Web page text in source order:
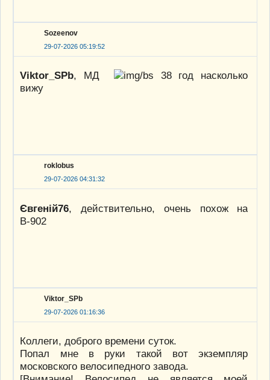
Sozeenov
29-07-2026 05:19:52
Viktor_SPb, МД
38 год насколько
вижу
roklobus
29-07-2026 04:31:32
Євгеній76, действительно, очень похож на
В-902
Viktor_SPb
29-07-2026 01:16:36
Коллеги, доброго времени суток.
Попал мне в руки такой вот экземпляр
московского велосипедного завода.